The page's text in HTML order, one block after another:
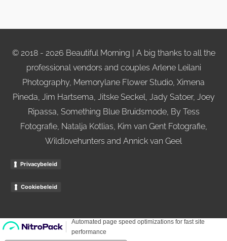
k
a
© 2018 - 2026 Beautiful Morning | A big thanks to all the
professional vendors and couples Arlene Leilani
Photography, Memorylane Flower Studio, Ximena
Pineda, Jim Hartsema, Jitske Seckel, Jady Satoer, Joey
Ripassa, Something Blue Bruidsmode, By Tess
Fotografie, Natalja Kotlias, Kim van Gent Fotografie,
Wildlovehunters and Annick van Geel
Privacybeleid
Cookiebeleid